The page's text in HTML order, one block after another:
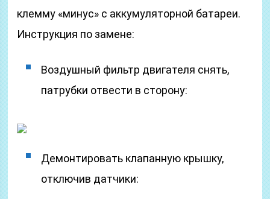
клемму «минус» с аккумуляторной батареи.
Инструкция по замене:
Воздушный фильтр двигателя снять,
патрубки отвести в сторону:
Демонтировать клапанную крышку,
отключив датчики: